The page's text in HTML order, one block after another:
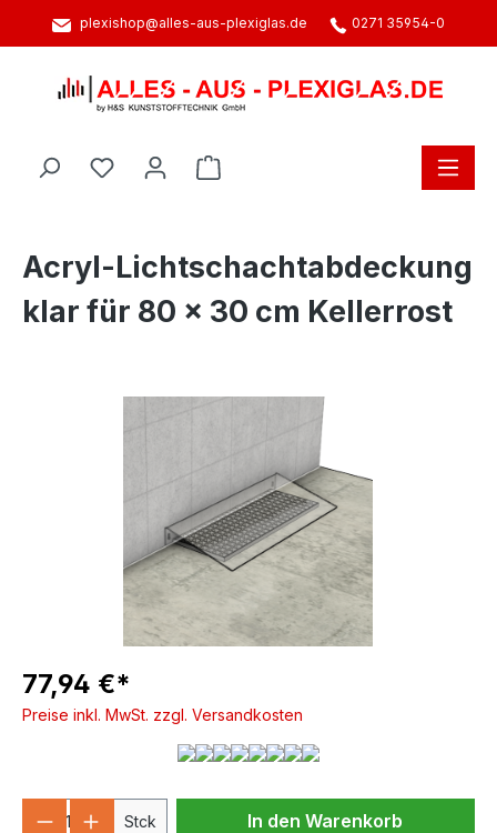
springenplexishop@alles-aus-plexiglas.de 0271 35954-0
Warenkorb enthält 0 Positionen.
Acryl-Lichtschachtabdeckung
klar für 80 x 30 cm Kellerrost
Bildergalerie überspringen
77,94 €*
Preise inkl. MwSt. zzgl. Versandkosten
Produkt Anzahl: Gib den
Stck In den Warenkorb